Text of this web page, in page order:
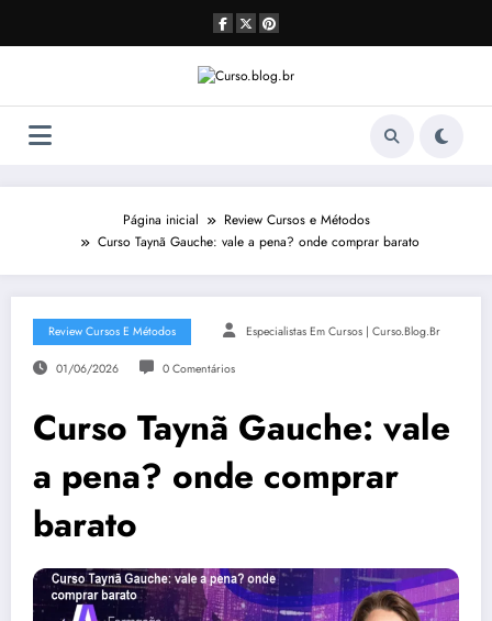
o
Página inicial
Review Cursos e Métodos
Curso Taynã Gauche: vale a pena? onde comprar barato
Review Cursos E Métodos Especialistas Em Cursos | Curso.blog.br
01/06/2026 0 Comentários
Curso Taynã Gauche: vale
a pena? onde comprar
barato